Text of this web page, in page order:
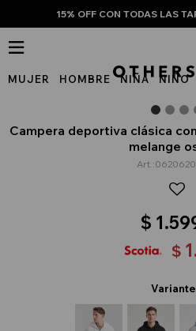
15% OFF CON TODAS LAS
MUJER HOMBRE NIÑA NIÑO

Campera deportiva clásica
melange
$
$